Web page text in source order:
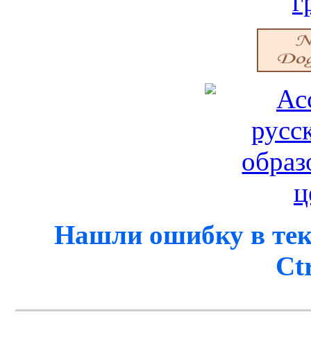
Нашли ошибку в